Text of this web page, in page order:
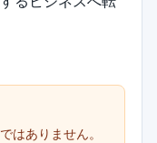
はありません。